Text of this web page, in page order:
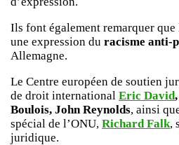
Ils font également remarquer
une expression du racisme anti-
Allemagne.
Le Centre européen de soutien
de droit international Eric David
Boulois, John Reynolds, ainsi
spécial de l’ONU, Richard Falk,
juridique.